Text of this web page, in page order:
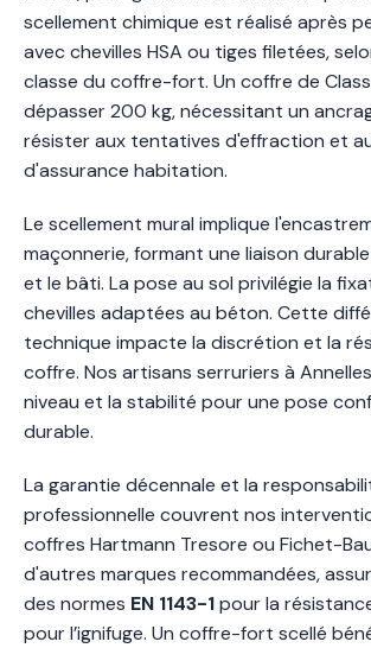
scellement chimique est réalisé après
avec chevilles HSA ou tiges filetées,
classe du coffre-fort. Un coffre de
dépasser 200 kg, nécessitant un
résister aux tentatives d'effraction et
d'assurance habitation.
Le scellement mural implique
maçonnerie, formant une liaison
et le bâti. La pose au sol privilégie la
chevilles adaptées au béton. Cette
technique impacte la discrétion et la
coffre. Nos artisans serruriers à
niveau et la stabilité pour une pose
durable.
La garantie décennale et la
professionnelle couvrent nos
coffres Hartmann Tresore ou Fichet-
d'autres marques recommandées,
des normes EN 1143-1pour la
pour l’ignifuge. Un coffre-fort scellé